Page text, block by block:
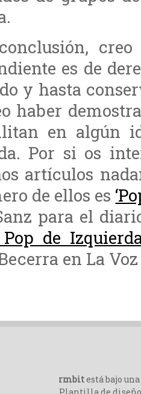
es de
y hasta
haber
en algún
Por si os
artículos
de ellos es
para el
Pop de
en La
rmbitestá bajo una